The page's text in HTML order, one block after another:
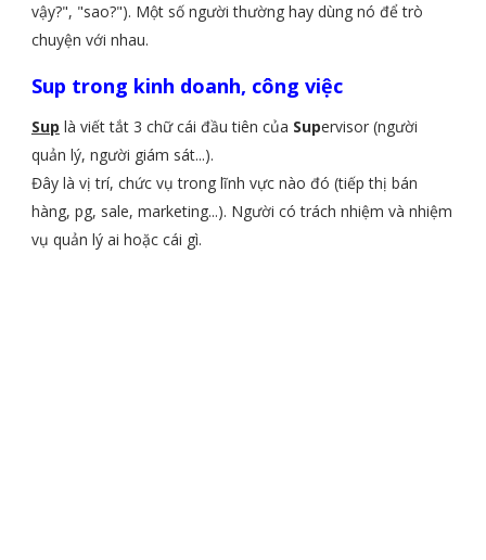
vậy?", "sao?"). Một số người thường hay dùng nó để trò
chuyện với nhau.
Sup trong kinh doanh, công việc
Sup là viết tắt 3 chữ cái đầu tiên của Supervisor (người
quản lý, người giám sát...).
Đây là vị trí, chức vụ trong lĩnh vực nào đó (tiếp thị bán
hàng, pg, sale, marketing...). Người có trách nhiệm và nhiệm
vụ quản lý ai hoặc cái gì.